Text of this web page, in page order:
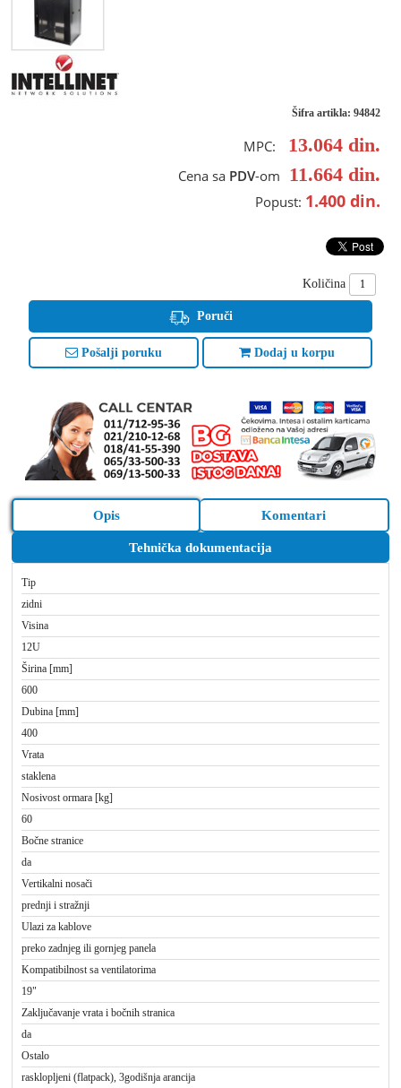
Šifra artikla: 94842
MPC: 13.064 din.
Cena sa PDV-om 11.664 din.
Popust: 1.400 din.
Količina
Poruči
Pošalji poruku Dodaj u korpu
Opis
Tehnička dokumentacija
Komentari
Tip
zidni
Visina
12U
Širina [mm]
600
Dubina [mm]
400
Vrata
staklena
Nosivost ormara [kg]
60
Bočne stranice
da
Vertikalni nosači
prednji i stražnji
Ulazi za kablove
preko zadnjeg ili gornjeg panela
Kompatibilnost sa ventilatorima
19"
Zaključavanje vrata i bočnih stranica
da
Ostalo
rasklopljeni (flatpack), 3godišnja arancija